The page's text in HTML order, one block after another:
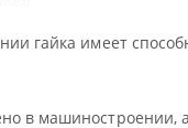
гайка имеет
в машиностроении,